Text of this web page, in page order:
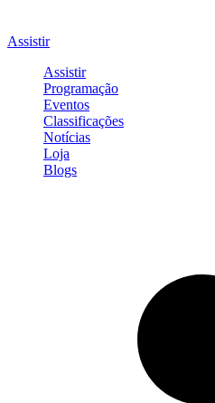
Assistir
Assistir
Programação
Eventos
Classificações
Notícias
Loja
Blogs